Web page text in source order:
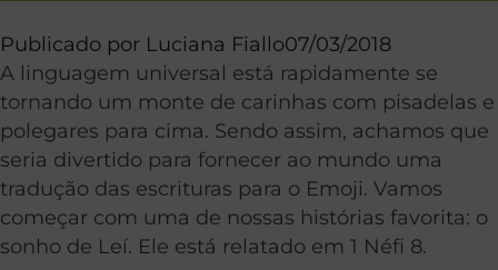
Publicado por Luciana Fiallo07/03/2018
A linguagem universal está rapidamente se
tornando um monte de carinhas com pisadelas e
polegares para cima. Sendo assim, achamos que
seria divertido para fornecer ao mundo uma
tradução das escrituras para o Emoji. Vamos
começar com uma de nossas histórias favorita: o
sonho de Leí. Ele está relatado em 1 Néfi 8.